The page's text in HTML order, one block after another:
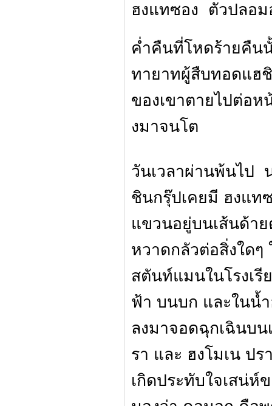
ฮงแทซอง ตัวปลอ
ค่ำคืนที่โหดร้ายคืน
ทายาทผู้สืบทอดแฮ
ของเขาตายไปต่อ
งมาจนโต
วันเวลาผ่านพ้นไป
ชินกรุ๊ปเคยมี ฮงแ
แขวนอยู่บนเส้นด้า
หวาดกลัวต่อสิ่งใดๆ
สตันท์แมนในโรงเ
ฟ้า บนบก และในน้
ลงมาจอดฉุกเฉินบ
รา และ ฮงโมเน ปร
เกิดประทับใจเสน่ห์